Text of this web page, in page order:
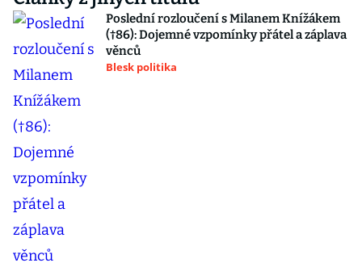
Poslední rozloučení s Milanem Knížákem
(†86): Dojemné vzpomínky přátel a záplava
věnců
Blesk politika